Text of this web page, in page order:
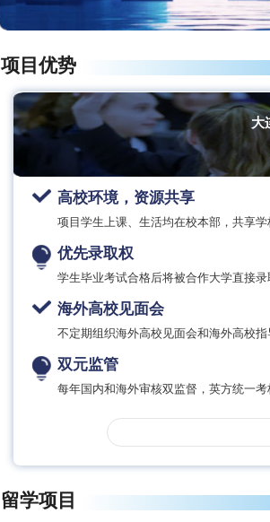
项目优势
大
高校环境，资源共享
项目学生上课、生活均在校本部，共享学
优先录取权
学生毕业考试合格后将被合作大学直接录
海外高校见面会
不定期组织海外高校见面会和海外高校指
双元监管
每年国内和海外审核双监督，英方统一考
留学项目